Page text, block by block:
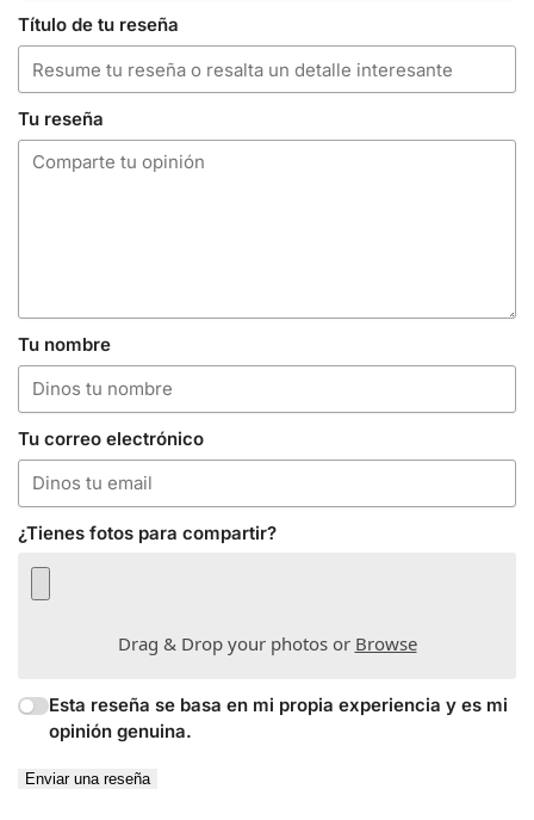
Título de tu reseña
Tu reseña
Tu nombre
Tu correo electrónico
¿Tienes fotos para compartir?
Drag & Drop your photos or Browse
Esta reseña se basa en mi propia experiencia y es mi
opinión genuina.
Enviar una reseña